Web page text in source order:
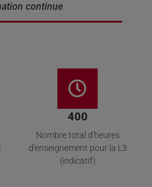
continue
400
Nombre total d'heures
d'enseignement pour la L3
(indicatif)